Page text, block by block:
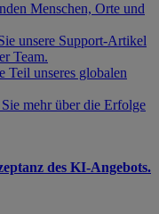
Menschen, Orte und
unsere Support-Artikel
Team.
Teil unseres globalen
mehr über die Erfolge
des KI-Angebots.